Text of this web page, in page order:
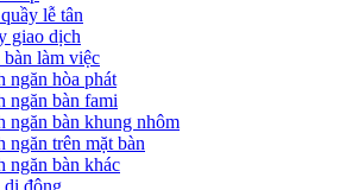
lễ tân
giao dịch
làm việc
ngăn hòa phát
ngăn bàn fami
ngăn bàn khung nhôm
ngăn trên mặt bàn
ngăn bàn khác